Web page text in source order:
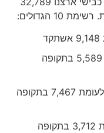
טויוטה עם 7,736 רכבים לעומת 5,589 בתקופה
קיה עם 6,489 כלי רכב חדשים לעומת 7,467 בתקופה
סקודה עם 6,384 מסירות לעומת 3,712 בתקופה